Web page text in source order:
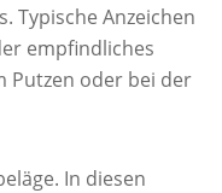
Typische Anzeichen
empfindliches
Putzen oder bei der
In diesen